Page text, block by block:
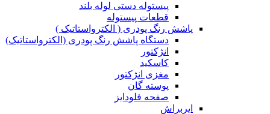
پیستوله دستی لوله بلند
قطعات پیستوله
پاشش رنگ پودری ( الکترواستاتیک )
دستگاه پاشش رنگ پودری (الکترواستاتیک)
انژکتور
کاسکید
مغزی انژکتور
پوسته گان
صفحه فلودایز
ایربراش